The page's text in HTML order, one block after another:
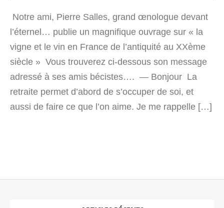
Notre ami, Pierre Salles, grand œnologue devant
l’éternel… publie un magnifique ouvrage sur « la
vigne et le vin en France de l’antiquité au XXème
siècle » Vous trouverez ci-dessous son message
adressé à ses amis bécistes…. — Bonjour La
retraite permet d’abord de s’occuper de soi, et
aussi de faire ce que l’on aime. Je me rappelle […]